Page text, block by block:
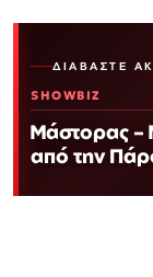
ΔΙΑΒΆΣΤΕ
SHOWBIZ
Μάστορας –
από την